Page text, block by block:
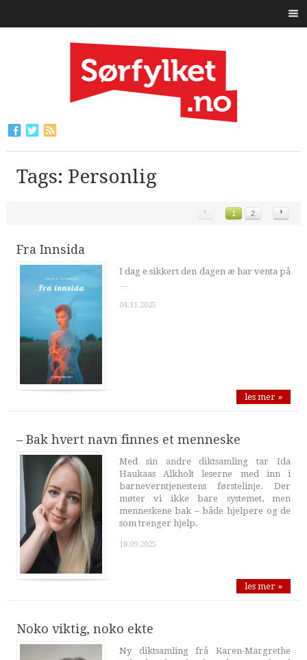
Tags: Personlig
‹ 1 2 ›
Fra Innsida
I dag e sikkert den dagen æ har venta på
…
04.11.2025
les mer »
– Bak hvert navn finnes et menneske
Med sin andre diktsamling tar Ida
Haukaas Alkholt leserne med inn i
barneverntjenestens førstelinje. Der
møter vi ikke bare systemet, men
menneskene bak – både hjelpere og de
som trenger hjelp.
18.09.2025
les mer »
Noko viktig, noko ekte
Ny diktsamling frå Karen-Margrethe